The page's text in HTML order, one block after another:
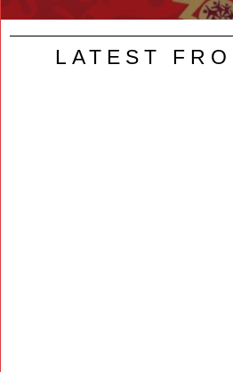
LATEST